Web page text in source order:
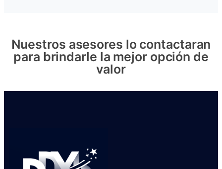
Nuestros asesores lo contactaran
para brindarle la mejor opción de
valor